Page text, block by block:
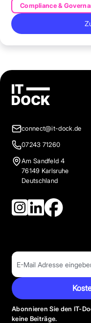
Compliance &
connect@it-dock.de
07243 71260
Am Sandfeld 4
76149 Karlsruhe
Deutschland
Abonnieren Sie den IT-
keine Beiträge.